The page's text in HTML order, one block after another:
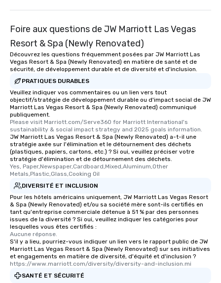
Foire aux questions de JW Marriott Las Vegas
Resort & Spa (Newly Renovated)
Découvrez les questions fréquemment posées par JW Marriott Las
Vegas Resort & Spa (Newly Renovated) en matière de santé et de
sécurité, de développement durable et de diversité et d'inclusion.
PRATIQUES DURABLES
Veuillez indiquer vos commentaires ou un lien vers tout
objectif/stratégie de développement durable ou d'impact social de JW
Marriott Las Vegas Resort & Spa (Newly Renovated) communiqué
publiquement.
Please visit Marriott.com/Serve360 for Marriott International's
sustainability & social impact strategy and 2025 goals information.
JW Marriott Las Vegas Resort & Spa (Newly Renovated) a-t-il une
stratégie axée sur l'élimination et le détournement des déchets
(plastiques, papiers, cartons, etc.) ? Si oui, veuillez préciser votre
stratégie d'élimination et de détournement des déchets.
Yes, Paper,Newspaper,Cardboard,Mixed,Aluminum,Other
Metals,Plastic,Glass,Cooking Oil
DIVERSITÉ ET INCLUSION
Pour les hôtels américains uniquement, JW Marriott Las Vegas Resort
& Spa (Newly Renovated) et/ou sa société mère sont-ils certifiés en
tant qu'entreprise commerciale détenue à 51 % par des personnes
issues de la diversité ? Si oui, veuillez indiquer les catégories pour
lesquelles vous êtes certifiés :
Aucune réponse.
S'il y a lieu, pourriez-vous indiquer un lien vers le rapport public de JW
Marriott Las Vegas Resort & Spa (Newly Renovated) sur ses initiatives
et engagements en matière de diversité, d'équité et d'inclusion ?
https://www.marriott.com/diversity/diversity-and-inclusion.mi
SANTÉ ET SÉCURITÉ